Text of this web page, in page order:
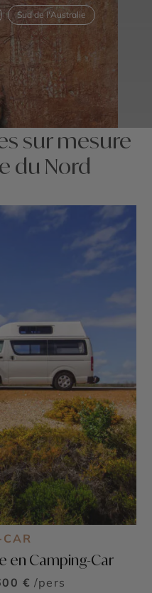
Sud de l'Australie
sur mesure
du Nord
en Camping-Car
€ /pers